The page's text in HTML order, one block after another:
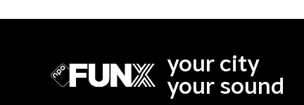
your city
your sound